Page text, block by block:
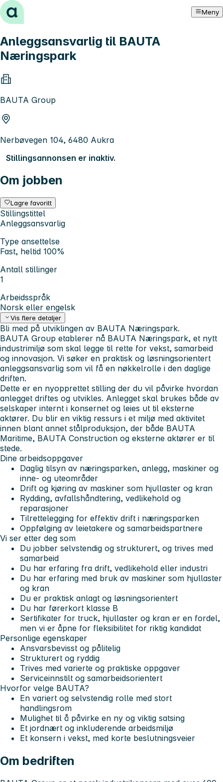
Hopp til innhold Meny
Anleggsansvarlig til BAUTA
Næringspark
BAUTA Group
Nerbøvegen 104, 6480 Aukra
Stillingsannonsen er inaktiv.
Om jobben
Lagre favoritt
Stillingstittel
Anleggsansvarlig
Type ansettelse
Fast, heltid 100%
Antall stillinger
1
Arbeidsspråk
Norsk eller engelsk
Vis flere detaljer
Bli med på utviklingen av BAUTA Næringspark.
BAUTA Group etablerer nå BAUTA Næringspark, et nytt
industrimiljø som skal legge til rette for vekst, samarbeid
og innovasjon. Vi søker en praktisk og løsningsorientert
anleggsansvarlig som vil få en nøkkelrolle i den daglige
driften.
Dette er en nyopprettet stilling der du vil påvirke hvordan
anlegget driftes og utvikles. Anlegget skal brukes både av
selskaper internt i konsernet og leies ut til eksterne
aktører. Du blir en viktig ressurs i et miljø med aktivitet
innen blant annet stålproduksjon, der både BAUTA
Maritime, BAUTA Construction og eksterne aktører er til
stede.
Dine arbeidsoppgaver
Daglig tilsyn av næringsparken, anlegg, maskiner og
inne- og uteområder
Drift og kjøring av maskiner som hjullaster og kran
Rydding, avfallshåndtering, vedlikehold og
reparasjoner
Tilrettelegging for effektiv drift i næringsparken
Oppfølging av leietakere og samarbeidspartnere
Vi ser etter deg som
Du jobber selvstendig og strukturert, og trives med
samarbeid
Du har erfaring fra drift, vedlikehold eller industri
Du har erfaring med bruk av maskiner som hjullaster
og kran
Du er praktisk anlagt og løsningsorientert
Du har førerkort klasse B
Sertifikater for truck, hjullaster og kran er en fordel,
men vi er åpne for fleksibilitet for riktig kandidat
Personlige egenskaper
Ansvarsbevisst og pålitelig
Strukturert og ryddig
Trives med varierte og praktiske oppgaver
Serviceinnstilt og samarbeidsorientert
Hvorfor velge BAUTA?
En variert og selvstendig rolle med stort
handlingsrom
Mulighet til å påvirke en ny og viktig satsing
Et jordnært og inkluderende arbeidsmiljø
Et konsern i vekst, med korte beslutningsveier
Om bedriften